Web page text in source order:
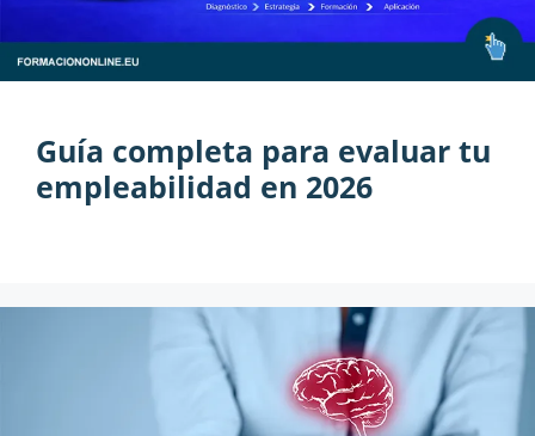
Guía completa para evaluar tu
empleabilidad en 2026